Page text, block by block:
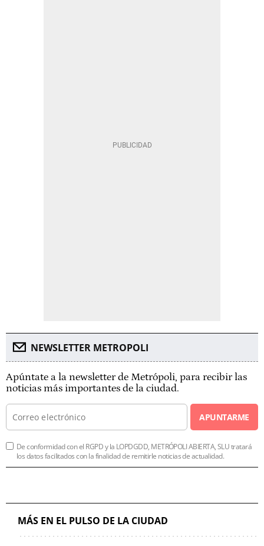
NEWSLETTER METROPOLI
Apúntate a la newsletter de Metrópoli, para recibir las
noticias más importantes de la ciudad.
APUNTARME
De conformidad con el RGPD y la LOPDGDD, METRÓPOLI ABIERTA, SLU tratará
los datos facilitados con la finalidad de remitirle noticias de actualidad.
MÁS EN EL PULSO DE LA CIUDAD